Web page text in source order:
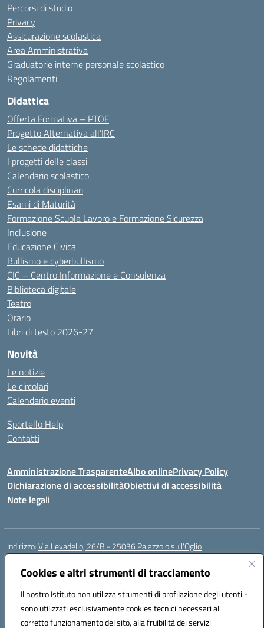
Cookies e altri strumenti di tracciamento
Il nostro Istituto non utilizza strumenti di profilazione degli utenti -
sono utilizzati esclusivamente cookies tecnici necessari al
corretto funzionamento del sito, alla fruibilità dei servizi
Percorsi di studio
Privacy
Assicurazione scolastica
Area Amministrativa
Graduatorie interne personale scolastico
Regolamenti
Didattica
Offerta Formativa – PTOF
Progetto Alternativa all’IRC
Le schede didattiche
I progetti delle classi
Calendario scolastico
Curricola disciplinari
Esami di Maturità
Formazione Scuola Lavoro e Formazione Sicurezza
Inclusione
Educazione Civica
Bullismo e cyberbullismo
CIC – Centro Informazione e Consulenza
Biblioteca digitale
Teatro
Orario
Libri di testo 2026-27
Novità
Le notizie
Le circolari
Calendario eventi
Sportello Help
Contatti
Amministrazione TrasparenteAlbo onlinePrivacy Policy
Dichiarazione di accessibilitàObiettivi di accessibilità
Note legali
Indirizzo:Via Levadello, 26/B - 25036 Palazzolo sull'Oglio
Centralino:
Posta elettronica certificata (PEC):bsis01800p@pec.istruzione.it
Codice fiscale: 91011920179
Codice meccanografico:BSIS01800P
Codice Indice delle Pubbliche Amministrazioni (IPA): istsc_bsis01800p